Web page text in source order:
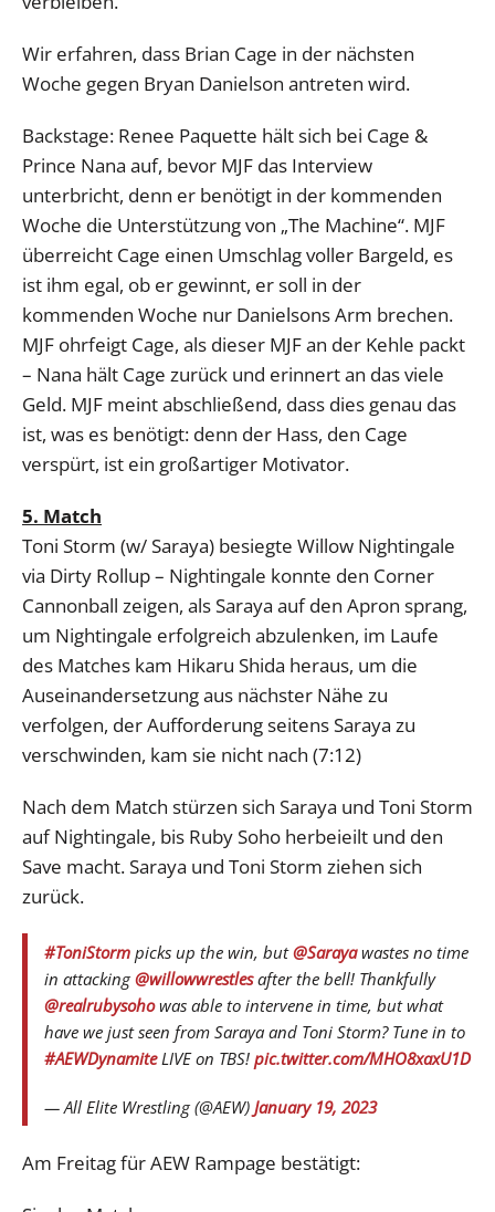
Wir erfahren, dass Brian Cage in der nächsten
Woche gegen Bryan Danielson antreten wird.
Backstage: Renee Paquette hält sich bei Cage &
Prince Nana auf, bevor MJF das Interview
unterbricht, denn er benötigt in der kommenden
Woche die Unterstützung von „The Machine“. MJF
überreicht Cage einen Umschlag voller Bargeld, es
ist ihm egal, ob er gewinnt, er soll in der
kommenden Woche nur Danielsons Arm brechen.
MJF ohrfeigt Cage, als dieser MJF an der Kehle packt
– Nana hält Cage zurück und erinnert an das viele
Geld. MJF meint abschließend, dass dies genau das
ist, was es benötigt: denn der Hass, den Cage
verspürt, ist ein großartiger Motivator.
5. Match
Toni Storm (w/ Saraya) besiegte Willow Nightingale
via Dirty Rollup – Nightingale konnte den Corner
Cannonball zeigen, als Saraya auf den Apron sprang,
um Nightingale erfolgreich abzulenken, im Laufe
des Matches kam Hikaru Shida heraus, um die
Auseinandersetzung aus nächster Nähe zu
verfolgen, der Aufforderung seitens Saraya zu
verschwinden, kam sie nicht nach (7:12)
Nach dem Match stürzen sich Saraya und Toni Storm
auf Nightingale, bis Ruby Soho herbeieilt und den
Save macht. Saraya und Toni Storm ziehen sich
zurück.
#ToniStorm picks up the win, but@Sarayawastes no time
in attacking@willowwrestlesafter the bell! Thankfully
@realrubysohowas able to intervene in time, but what
have we just seen from Saraya and Toni Storm? Tune in to
#AEWDynamiteLIVE on TBS! pic.twitter.com/MHO8xaxU1D
— All Elite Wrestling (@AEW) January 19, 2023
Am Freitag für AEW Rampage bestätigt: